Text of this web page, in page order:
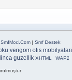
| Smf Destek
verigom ofis mobilyalari
guzellik XHTML WAP2